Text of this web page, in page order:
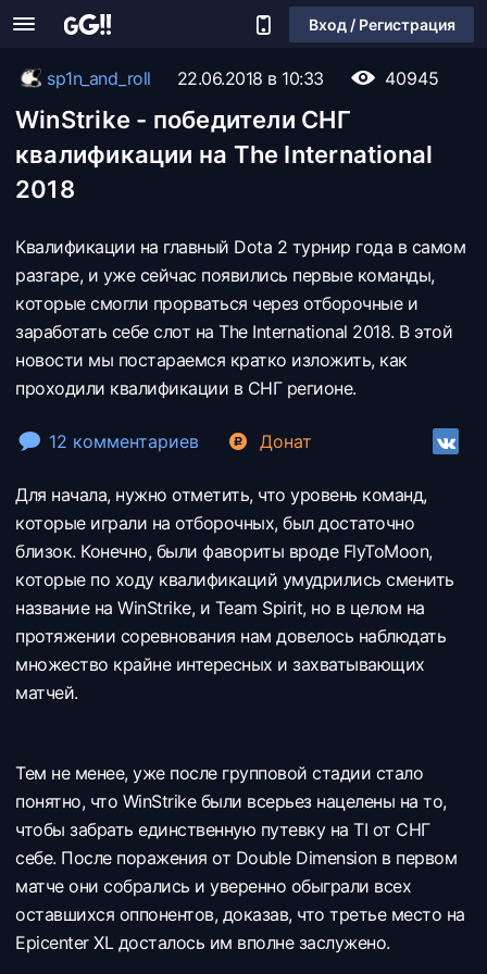
Вход / Регистрация
sp1n_and_roll 22.06.2018 в 10:33 40945
WinStrike - победители СНГ
квалификации на The International
2018
Квалификации на главный Dota 2 турнир года в самом
разгаре, и уже сейчас появились первые команды,
которые смогли прорваться через отборочные и
заработать себе слот на The International 2018. В этой
новости мы постараемся кратко изложить, как
проходили квалификации в СНГ регионе.
12 комментариев Донат
Для начала, нужно отметить, что уровень команд,
которые играли на отборочных, был достаточно
близок. Конечно, были фавориты вроде FlyToMoon,
которые по ходу квалификаций умудрились сменить
название на WinStrike, и Team Spirit, но в целом на
протяжении соревнования нам довелось наблюдать
множество крайне интересных и захватывающих
матчей.
Тем не менее, уже после групповой стадии стало
понятно, что WinStrike были всерьез нацелены на то,
чтобы забрать единственную путевку на TI от СНГ
себе. После поражения от Double Dimension в первом
матче они собрались и уверенно обыграли всех
оставшихся оппонентов, доказав, что третье место на
Epicenter XL досталось им вполне заслужено.